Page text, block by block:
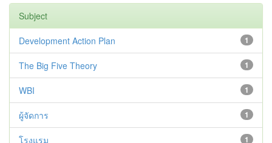
Subject
1
Development Action Plan
1
The Big Five Theory
1
WBI
1
ผู้จัดการ
1
โรงแรม